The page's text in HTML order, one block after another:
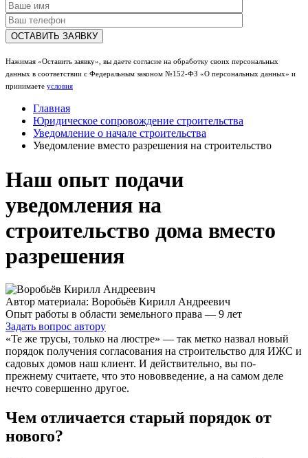
Нажимая «Оставить заявку», вы даете согласие на обработку своих персональных
данных в соответствии с Федеральным законом №152-ФЗ «О персональных данных» и
принимаете условия
Главная
Юридическое сопровождение строительства
Уведомление о начале строительства
Уведомление вместо разрешения на строительство
Наш опыт подачи
уведомления на
строительство дома вместо
разрешения
Автор материала: Воробьёв Кирилл Андреевич
Опыт работы в области земельного права — 9 лет
Задать вопрос автору
«Те же трусы, только на люстре» — так метко назвал новый
порядок получения согласования на строительство для ИЖС и
садовых домов наш клиент. И действительно, вы по-
прежнему считаете, что это нововведение, а на самом деле
нечто совершенно другое.
Чем отличается старый порядок от
нового?